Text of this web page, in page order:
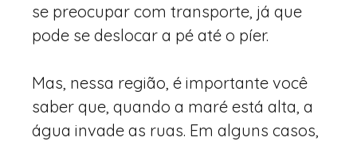
se preocupar com transporte, já que
pode se deslocar a pé até o píer.
Mas, nessa região, é importante você
saber que, quando a maré está alta, a
água invade as ruas. Em alguns casos,